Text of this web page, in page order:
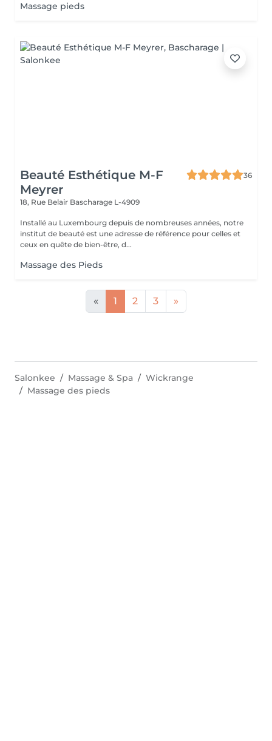
Massage pieds
Beauté Esthétique M-F
Meyrer
36
18, Rue Belair Bascharage L-4909
Installé au Luxembourg depuis de nombreuses années, notre
institut de beauté est une adresse de référence pour celles et
ceux en quête de bien-être, d...
Massage des Pieds
« 1 2 3 »
Salonkee Massage & Spa
Wickrange
Massage des pieds